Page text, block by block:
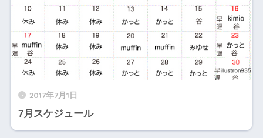
2017年7月1日
7月スケジュール